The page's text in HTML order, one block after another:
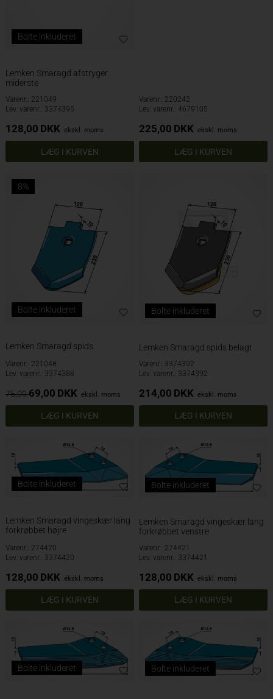
Bolte inkluderet
Lemken Smaragd afstryger
miderste
Varenr.: 221049
Lev. varenr.: 3374395
128,00 DKK ekskl. moms
Varenr.: 220242
Lev. varenr.: 4679105
225,00 DKK ekskl. moms
Bolte inkluderet
8%
Lemken Smaragd spids
Varenr.: 221048
Lev. varenr.: 3374388
75,00 69,00 DKK ekskl. moms
Bolte inkluderet
Lemken Smaragd spids belagt
Varenr.: 3374392
Lev. varenr.: 3374392
214,00 DKK ekskl. moms
Bolte inkluderet
Lemken Smaragd vingeskær lang
forkrøbbet højre
Varenr.: 274420
Lev. varenr.: 3374420
128,00 DKK ekskl. moms
Bolte inkluderet
Lemken Smaragd vingeskær lang
forkrøbbet venstre
Varenr.: 274421
Lev. varenr.: 3374421
128,00 DKK ekskl. moms
Bolte inkluderet Bolte inkluderet